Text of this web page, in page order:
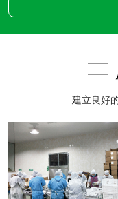
建立良好